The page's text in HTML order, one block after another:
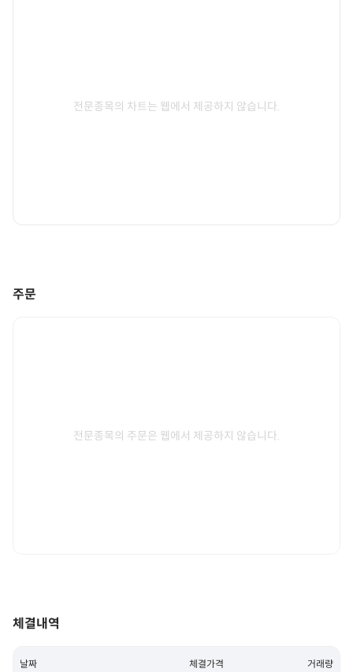
전문종목의 차트는 웹에서 제공하지 않습니다.
주문
전문종목의 주문은 웹에서 제공하지 않습니다.
체결내역
날짜 체결가격 거래량